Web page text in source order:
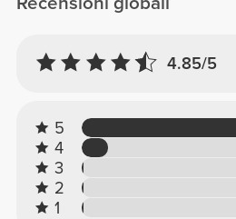
4.85/5
5
4
3
2
1